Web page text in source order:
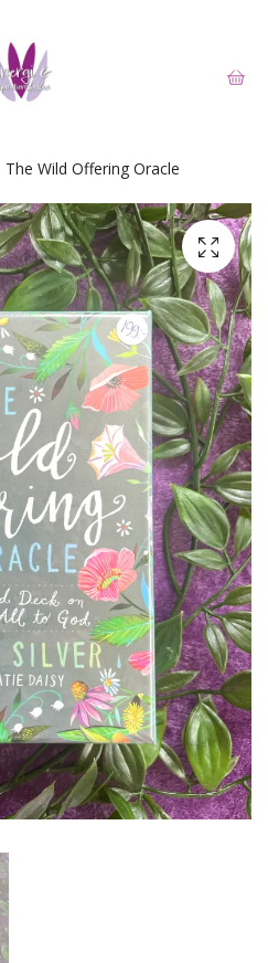
The Wild Offering Oracle